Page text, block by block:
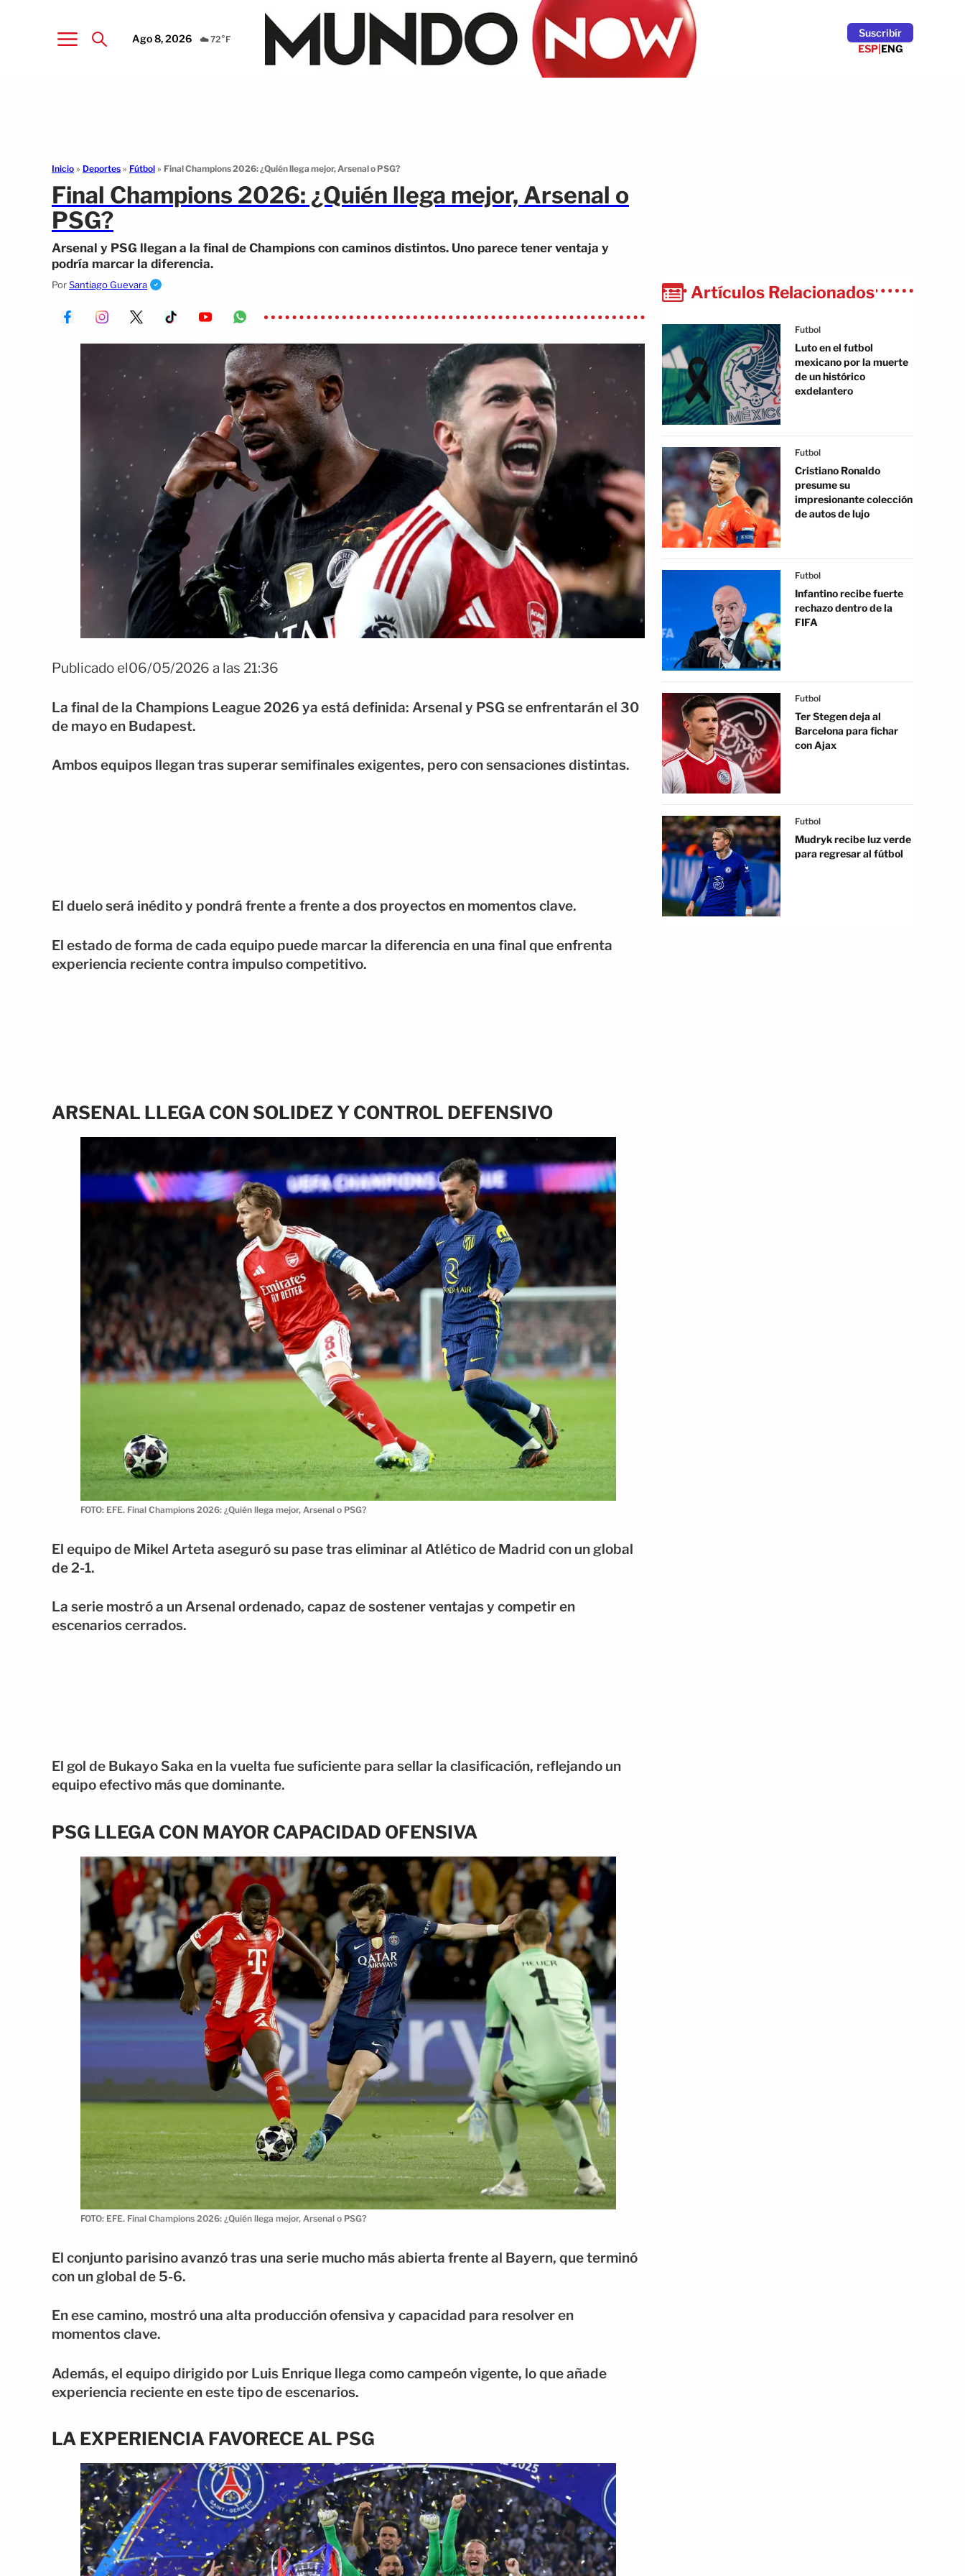
Ago 8, 2026 ☁️ 72°F
Suscribír
ESP|ENG
Inicio » Deportes » Fútbol » Final Champions 2026: ¿Quién llega mejor, Arsenal o PSG?
Final Champions 2026: ¿Quién llega mejor, Arsenal o
PSG?
Arsenal y PSG llegan a la final de Champions con caminos distintos. Uno parece tener ventaja y
podría marcar la diferencia.
PorSantiago Guevara
Publicado el06/05/2026 a las 21:36
La final de la Champions League 2026 ya está definida: Arsenal y PSG se enfrentarán el 30
de mayo en Budapest.
Ambos equipos llegan tras superar semifinales exigentes, pero con sensaciones distintas.
El duelo será inédito y pondrá frente a frente a dos proyectos en momentos clave.
El estado de forma de cada equipo puede marcar la diferencia en una final que enfrenta
experiencia reciente contra impulso competitivo.
ARSENAL LLEGA CON SOLIDEZ Y CONTROL DEFENSIVO
FOTO: EFE. Final Champions 2026: ¿Quién llega mejor, Arsenal o PSG?
El equipo de Mikel Arteta aseguró su pase tras eliminar al Atlético de Madrid con un global
de 2-1.
La serie mostró a un Arsenal ordenado, capaz de sostener ventajas y competir en
escenarios cerrados.
El gol de Bukayo Saka en la vuelta fue suficiente para sellar la clasificación, reflejando un
equipo efectivo más que dominante.
PSG LLEGA CON MAYOR CAPACIDAD OFENSIVA
FOTO: EFE. Final Champions 2026: ¿Quién llega mejor, Arsenal o PSG?
El conjunto parisino avanzó tras una serie mucho más abierta frente al Bayern, que terminó
con un global de 5-6.
En ese camino, mostró una alta producción ofensiva y capacidad para resolver en
momentos clave.
Además, el equipo dirigido por Luis Enrique llega como campeón vigente, lo que añade
experiencia reciente en este tipo de escenarios.
LA EXPERIENCIA FAVORECE AL PSG
Artículos Relacionados
Futbol
Luto en el futbol
mexicano por la muerte
de un histórico
exdelantero
Futbol
Cristiano Ronaldo
presume su
impresionante colección
de autos de lujo
Futbol
Infantino recibe fuerte
rechazo dentro de la
FIFA
Futbol
Ter Stegen deja al
Barcelona para fichar
con Ajax
Futbol
Mudryk recibe luz verde
para regresar al fútbol